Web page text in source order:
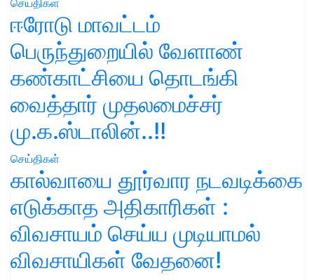
செய்திகள்
ஈரோடு மாவட்டம்
பெருந்துறையில் வேளாண்
கண்காட்சியை தொடங்கி
வைத்தார் முதலமைச்சர்
மு.க.ஸ்டாலின்..!!
செய்திகள்
கால்வாயை தூர்வார நடவடிக்கை
எடுக்காத அதிகாரிகள் :
விவசாயம் செய்ய முடியாமல்
விவசாயிகள் வேதனை!